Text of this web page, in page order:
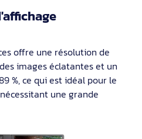
offre une résolution de
images éclatantes et un
%, ce qui est idéal pour le
une grande